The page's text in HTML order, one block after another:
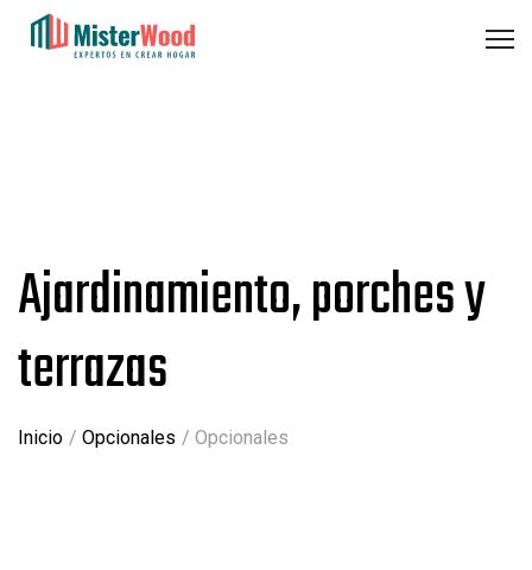
Ajardinamiento, porches y
terrazas
Inicio Opcionales Opcionales